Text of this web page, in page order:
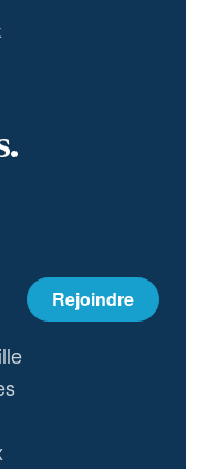
Rejoindre